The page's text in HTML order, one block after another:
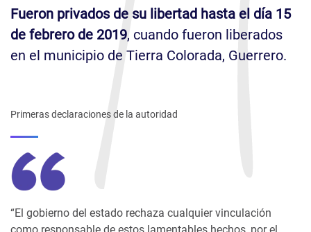
Fueron privados de su libertad hasta el día 15
de febrero de 2019, cuando fueron liberados
en el municipio de Tierra Colorada, Guerrero.
Primeras declaraciones de la autoridad
“El gobierno del estado rechaza cualquier vinculación